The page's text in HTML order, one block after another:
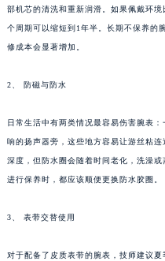
部机芯的清洗和重新润滑。如果佩戴环
个周期可以缩短到1年半。长期不保养的
修成本会显著增加。
2、 防磁与防水
日常生活中有两类情况最容易伤害腕表
响的扬声器旁，这些地方容易让游丝粘
深度，但防水圈会随着时间老化，洗澡
进行保养时，都应该顺便更换防水胶圈。
3、 表带交替使用
对于配备了皮质表带的腕表，技师建议